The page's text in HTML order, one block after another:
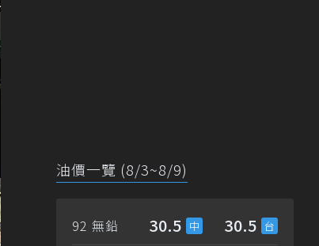
油價一覽 (8/3~8/9)
92 無鉛 30.5 30.5